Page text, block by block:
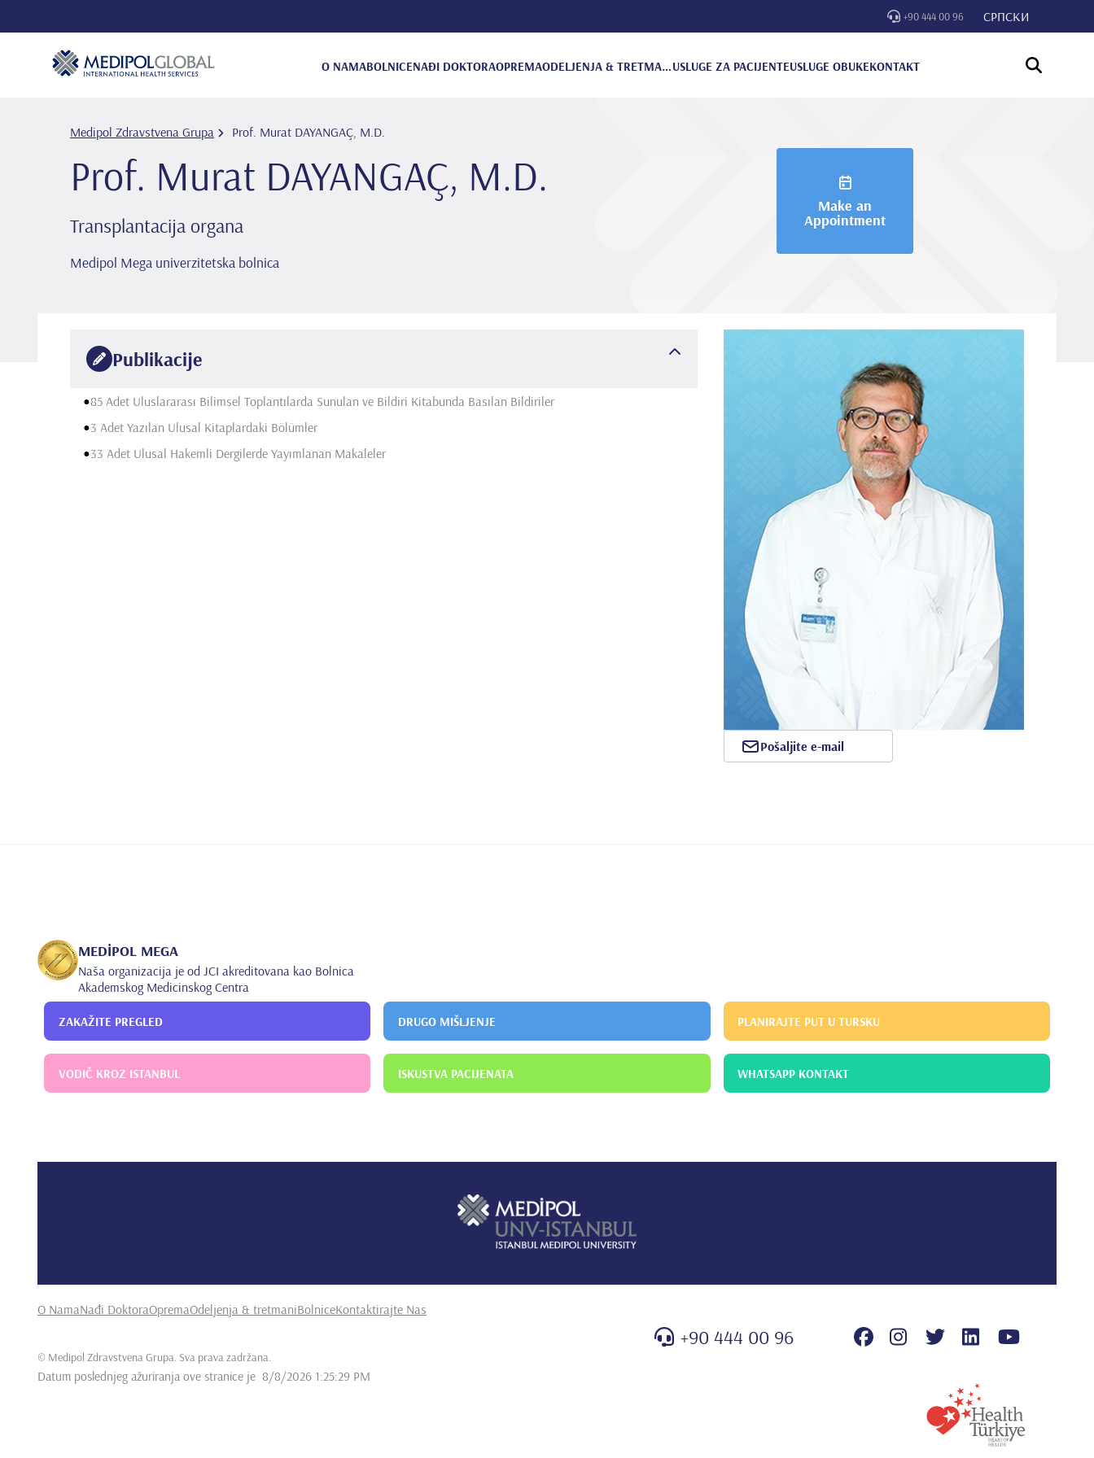
+90 444 00 96 СРПСКИ
O NAMABOLNICENAĐI DOKTORAOPREMA ODELJENJA & TRETMANIUSLUGE ZA PACIJENTEUSLUGE OBUKEKONTAKT
Medipol Zdravstvena Grupa Prof. Murat DAYANGAÇ, M.D.
Prof. Murat DAYANGAÇ, M.D.
Transplantacija organa
Medipol Mega univerzitetska bolnica
Make an
Appointment
Publikacije
•85 Adet Uluslararası Bilimsel Toplantılarda Sunulan ve Bildiri Kitabunda Basılan Bildiriler
•3 Adet Yazılan Ulusal Kitaplardaki Bölümler
•33 Adet Ulusal Hakemli Dergilerde Yayımlanan Makaleler
Pošaljite e-mail
MEDİPOL MEGA
Naša organizacija je od JCI akreditovana kao Bolnica
Akademskog Medicinskog Centra
ZAKAŽITE PREGLED DRUGO MIŠLJENJE PLANIRAJTE PUT U TURSKU
VODIČ KROZ ISTANBUL ISKUSTVA PACIJENATA WHATSAPP KONTAKT
O NamaNađi DoktoraOpremaOdeljenja & tretmaniBolniceKontaktirajte Nas
© Medipol Zdravstvena Grupa. Sva prava zadržana.
Datum poslednjeg ažuriranja ove stranice je 8/8/2026 1:25:29 PM
+90 444 00 96